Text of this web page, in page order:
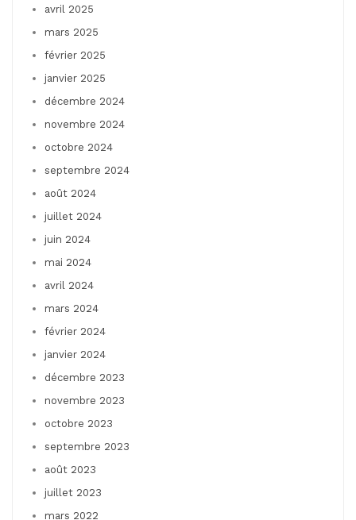
avril 2025
mars 2025
février 2025
janvier 2025
décembre 2024
novembre 2024
octobre 2024
septembre 2024
août 2024
juillet 2024
juin 2024
mai 2024
avril 2024
mars 2024
février 2024
janvier 2024
décembre 2023
novembre 2023
octobre 2023
septembre 2023
août 2023
juillet 2023
mars 2022